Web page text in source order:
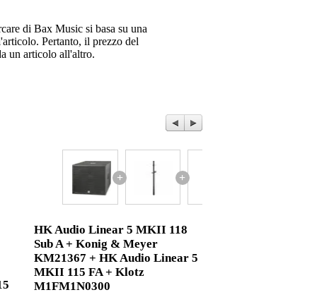
di Bax Music si basa su una
Pertanto, il prezzo del
un articolo all'altro.
+ +
HK Audio Linear 5 MKII 118
Sub A + Konig & Meyer
KM21367 + HK Audio Linear 5
MKII 115 FA + Klotz
M1FM1N0300